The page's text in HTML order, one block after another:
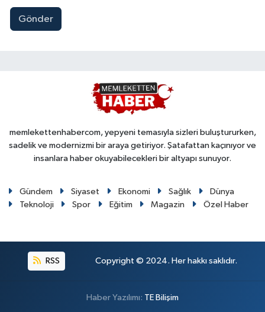
Gönder
memlekettenhabercom, yepyeni temasıyla sizleri buluştururken,
sadelik ve modernizmi bir araya getiriyor. Şatafattan kaçınıyor ve
insanlara haber okuyabilecekleri bir altyapı sunuyor.
Gündem Siyaset Ekonomi Sağlık
Dünya
Teknoloji
Spor Eğitim Magazin Özel Haber
RSS Copyright © 2024. Her hakkı saklıdır.
Haber Yazılımı: TE Bilişim